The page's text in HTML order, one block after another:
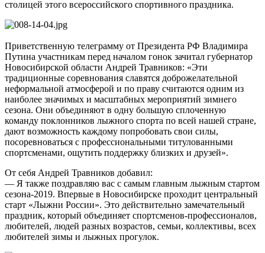
столицей этого всероссийского спортивного праздника.
Приветственную телеграмму от Президента РФ Владимира
Путина участникам перед началом гонок зачитал губернатор
Новосибирской области Андрей Травников: «Эти
традиционные соревнования славятся доброжелательной
неформальной атмосферой и по праву считаются одним из
наиболее значимых и масштабных мероприятий зимнего
сезона. Они объединяют в одну большую сплоченную
команду поклонников лыжного спорта по всей нашей стране,
дают возможность каждому попробовать свои силы,
посоревноваться с профессиональными титулованными
спортсменами, ощутить поддержку близких и друзей».
От себя Андрей Травников добавил:
— Я также поздравляю вас с самым главным лыжным стартом
сезона-2019. Впервые в Новосибирске проходит центральный
старт «Лыжни России». Это действительно замечательный
праздник, который объединяет спортсменов-профессионалов,
любителей, людей разных возрастов, семьи, коллективы, всех
любителей зимы и лыжных прогулок.